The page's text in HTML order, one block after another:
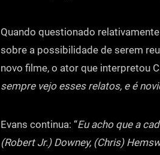
Quando questionado
sobre a possibilidade de serem
novo filme, o ator que interpretou
sempre vejo esses relatos, e é
Evans continua: “Eu acho que a
(Robert Jr.) Downey, (Chris)